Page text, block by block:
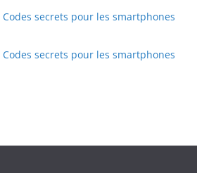
Codes secrets pour les smartphones
Codes secrets pour les smartphones